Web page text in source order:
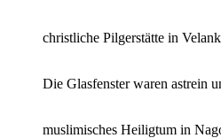
christliche Pilgerstätte in
Die Glasfenster waren astrein
muslimisches Heiligtum in